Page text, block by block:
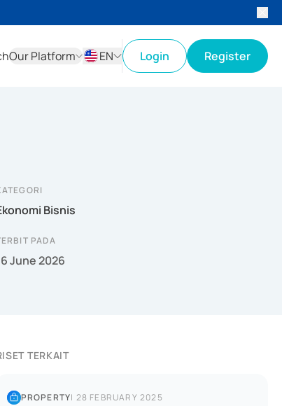
Our Platform
EN
Login Register
Bisnis
PADA
June 2026
TERKAIT
PROPERTY| 28 FEBRUARY 2025